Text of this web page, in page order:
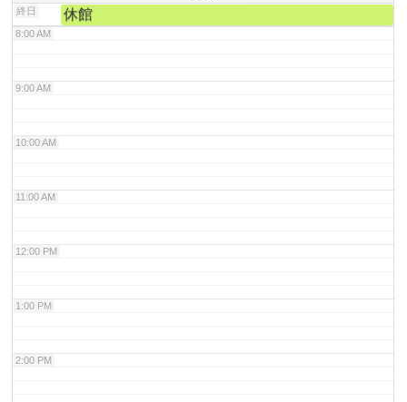
終日 休館
8:00 AM
9:00 AM
10:00 AM
11:00 AM
12:00 PM
1:00 PM
2:00 PM